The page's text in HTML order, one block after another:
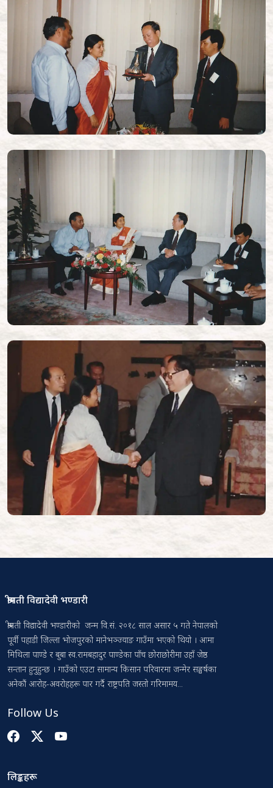
श्रीमती विद्यादेवी भण्डारी
श्रीमती विद्यादेवी भण्डारीको जन्म वि.सं. २०१८ साल असार ५ गते नेपालको
पूर्वी पहाडी जिल्ला भोजपुरको मानेभञ्ज्याङ गाउँमा भएको थियो । आमा
मिथिला पाण्डे र बुबा स्व.रामबहादुर पाण्डेका पाँच छोराछोरीमा उहाँ जेष्ठ
सन्तान हुनुहुन्छ । गाउँको एउटा सामान्य किसान परिवारमा जन्मेर सङ्घर्षका
अनेकौं आरोह-अवरोहहरू पार गर्दै राष्ट्रपति जस्तो गरिमामय...
Follow Us
लिङ्कहरू